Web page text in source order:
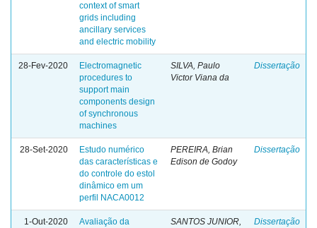
context of smart
grids including
ancillary services
and electric mobility
28-Fev-2020
Electromagnetic
procedures to
support main
components design
of synchronous
machines
SILVA, Paulo
Victor Viana da
Dissertação
28-Set-2020
Estudo numérico
das características e
do controle do estol
dinâmico em um
perfil NACA0012
PEREIRA, Brian
Edison de Godoy
Dissertação
1-Out-2020
Avaliação da
SANTOS JUNIOR,
Dissertação